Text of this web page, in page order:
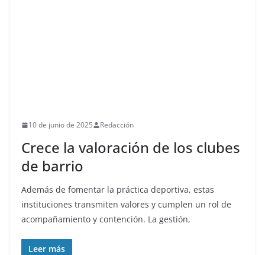
10 de junio de 2025 Redacción
Crece la valoración de los clubes
de barrio
Además de fomentar la práctica deportiva, estas
instituciones transmiten valores y cumplen un rol de
acompañamiento y contención. La gestión,
Leer más